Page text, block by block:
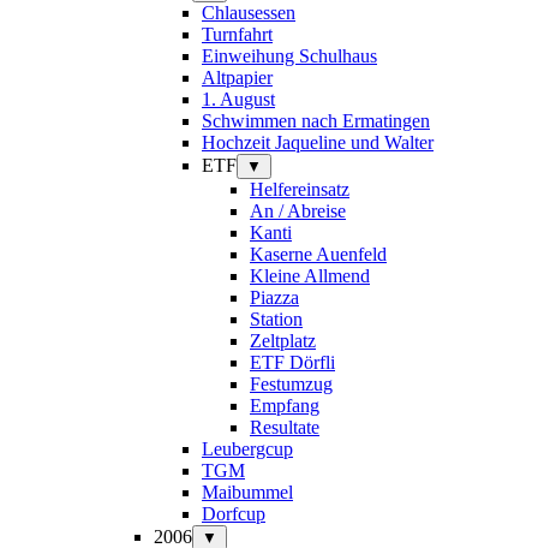
Chlausessen
Turnfahrt
Einweihung Schulhaus
Altpapier
1. August
Schwimmen nach Ermatingen
Hochzeit Jaqueline und Walter
ETF
▼
Helfereinsatz
An / Abreise
Kanti
Kaserne Auenfeld
Kleine Allmend
Piazza
Station
Zeltplatz
ETF Dörfli
Festumzug
Empfang
Resultate
Leubergcup
TGM
Maibummel
Dorfcup
2006
▼